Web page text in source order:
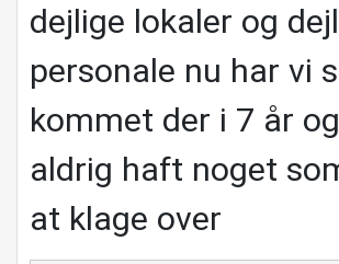
dejlige lokaler og
personale nu har vi
kommet der i 7 år
aldrig haft noget
at klage over